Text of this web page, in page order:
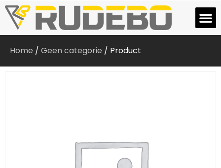
Home / Geen categorie / Product